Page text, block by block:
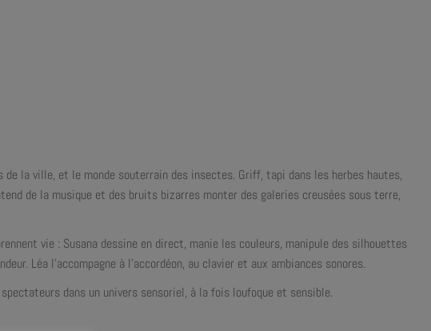
la ville, et le monde souterrain des insectes. Griff, tapi dans les herbes hautes,
de la musique et des bruits bizarres monter des galeries creusées sous terre,
vie : Susana dessine en direct, manie les couleurs, manipule des silhouettes
Léa l’accompagne à l’accordéon, au clavier et aux ambiances sonores.
dans un univers sensoriel, à la fois loufoque et sensible.